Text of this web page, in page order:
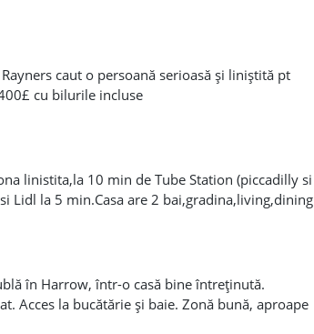
caut o persoană serioasă și liniștită pt
cu bilurile incluse
linistita,la 10 min de Tube Station (piccadilly si
Lidl la 5 min.Casa are 2 bai,gradina,living,dining
este 560£/luna+billuri+o luna
în Harrow, într-o casă bine întreținută.
Acces la bucătărie și baie. Zonă bună, aproape
detalii sunați sau scrieți la: 07447489295.